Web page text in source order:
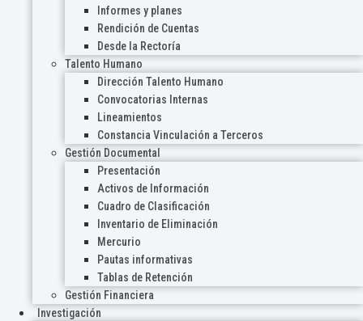
Informes y planes
Rendición de Cuentas
Desde la Rectoría
Talento Humano
Dirección Talento Humano
Convocatorias Internas
Lineamientos
Constancia Vinculación a Terceros
Gestión Documental
Presentación
Activos de Información
Cuadro de Clasificación
Inventario de Eliminación
Mercurio
Pautas informativas
Tablas de Retención
Gestión Financiera
Investigación